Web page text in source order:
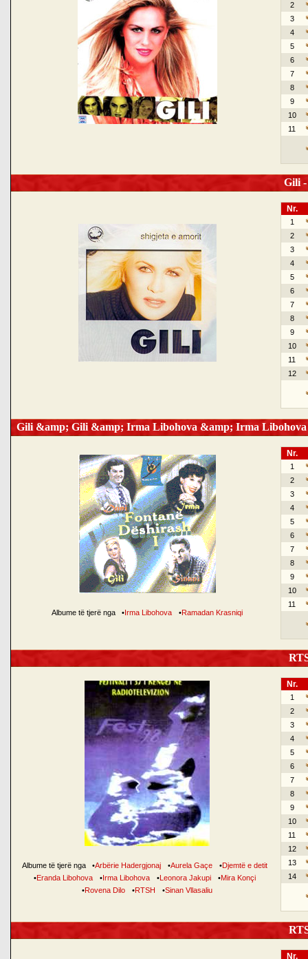
2
3
4
5
6
7
8
9
10
11
Gili
Nr.
1
2
3
4
5
6
7
8
9
10
11
12
Gili &amp; Gili &amp; Irma Libohova &amp; Irma
Albume të tjerë nga •Irma Libohova •Ramadan Krasniqi
Nr.
1
2
3
4
5
6
7
8
9
10
11
Albume të tjerë nga •Arbërie Hadergjonaj •Aurela Gaçe •Djemtë e detit
•Eranda Libohova •Irma Libohova •Leonora Jakupi •Mira Konçi
•Rovena Dilo •RTSH •Sinan Vllasaliu
Nr.
1
2
3
4
5
6
7
8
9
10
11
12
13
14
Nr.